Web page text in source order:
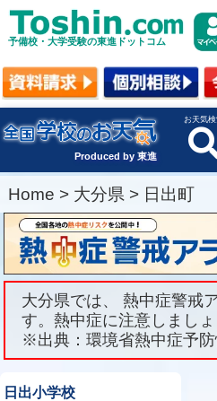
予備校・大学受験の東進ドットコム
Produced by 東進
お天気
Home > 大分県 > 日出町
大分県では、 熱中症警戒
す。熱中症に注意しましょ
※出典：環境省熱中症予防
日出小学校